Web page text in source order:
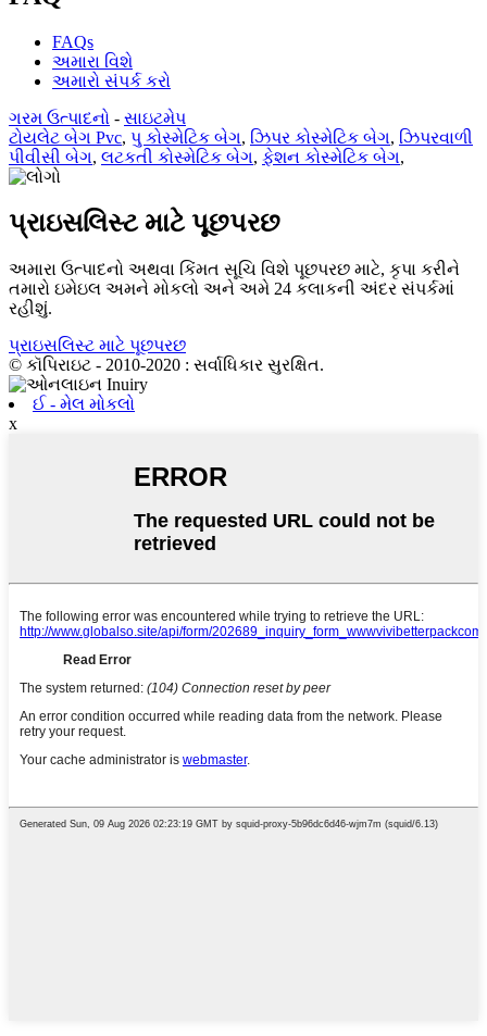
FAQs
અમારા વિશે
અમારો સંપર્ક કરો
ગરમ ઉત્પાદનો - સાઇટમેપ
ટોયલેટ બેગ Pvc, પુ કોસ્મેટિક બેગ, ઝિપર કોસ્મેટિક બેગ, ઝિપરવાળી
પીવીસી બેગ, લટકતી કોસ્મેટિક બેગ, ફેશન કોસ્મેટિક બેગ,
પ્રાઇસલિસ્ટ માટે પૂછપરછ
અમારા ઉત્પાદનો અથવા કિંમત સૂચિ વિશે પૂછપરછ માટે, કૃપા કરીને
તમારો ઇમેઇલ અમને મોકલો અને અમે 24 કલાકની અંદર સંપર્કમાં
રહીશું.
પ્રાઇસલિસ્ટ માટે પૂછપરછ
© કૉપિરાઇટ - 2010-2020 : સર્વાધિકાર સુરક્ષિત.
ઈ - મેલ મોકલો
x